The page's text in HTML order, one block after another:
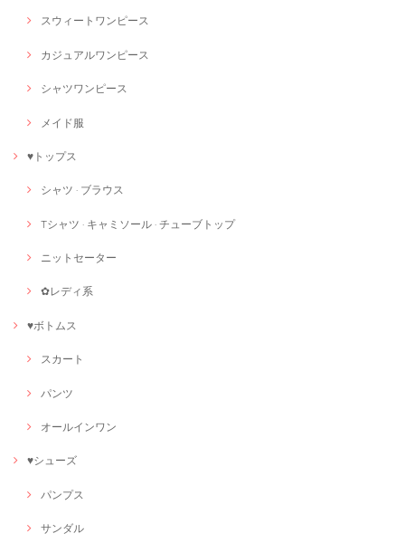
スウィートワンピース
カジュアルワンピース
シャツワンピース
メイド服
♥トップス
シャツ · ブラウス
Tシャツ · キャミソール · チューブトップ
ニットセーター
✿レディ系
♥ボトムス
スカート
パンツ
オールインワン
♥シューズ
パンプス
サンダル